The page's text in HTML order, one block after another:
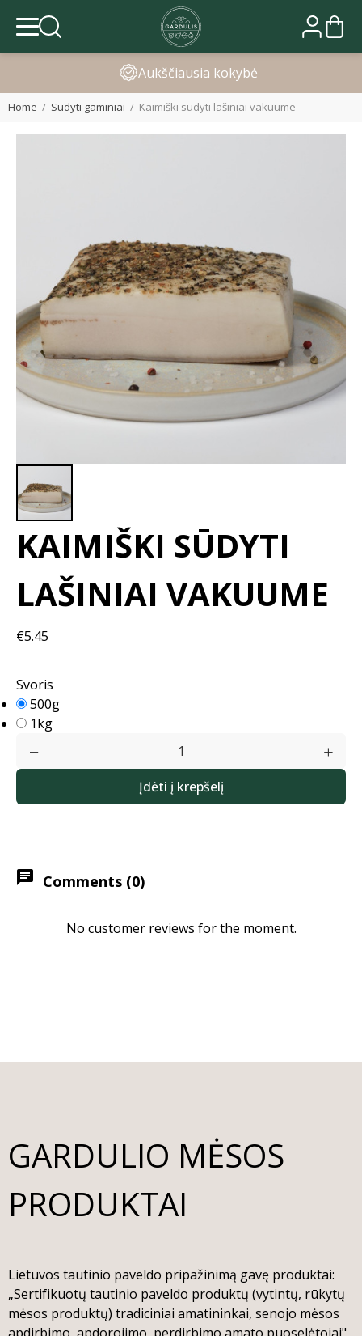
Greitas pristatymas
Home Sūdyti gaminiai Kaimiški sūdyti lašiniai vakuume
KAIMIŠKI SŪDYTI
LAŠINIAI VAKUUME
€5.45
Svoris
500g
1kg
Įdėti į krepšelį
chat Comments (0)
No customer reviews for the moment.
GARDULIO MĖSOS
PRODUKTAI
Lietuvos tautinio paveldo pripažinimą gavę produktai:
„Sertifikuotų tautinio paveldo produktų (vytintų, rūkytų
mėsos produktų) tradiciniai amatininkai, senojo mėsos